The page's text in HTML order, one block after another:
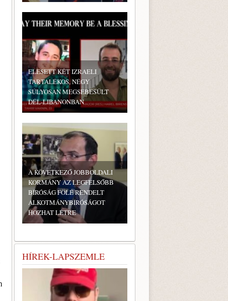
ELESETT KÉT IZRAELI
TARTALÉKOS, NÉGY
SÚLYOSAN MEGSEBESÜLT
DÉL-LIBANONBAN
A KÖVETKEZŐ JOBBOLDALI
KORMÁNY AZ LEGFELSŐBB
BÍRÓSÁG FÖLÉ RENDELT
ALKOTMÁNYBÍRÓSÁGOT
HOZHAT LÉTRE
HÍREK-LAPSZEMLE